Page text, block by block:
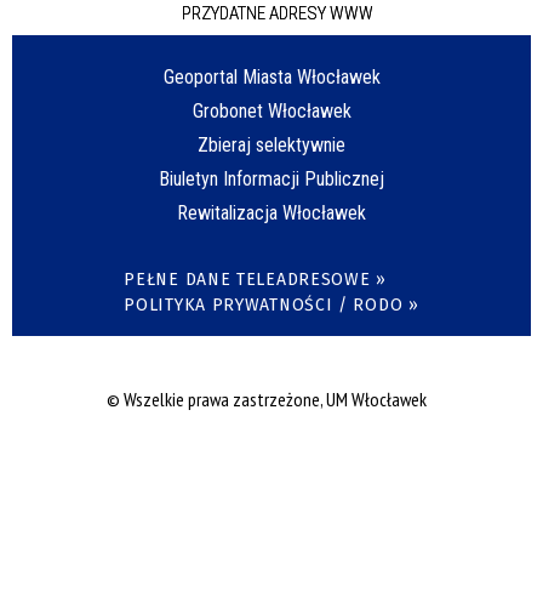
PRZYDATNE ADRESY WWW
Geoportal Miasta Włocławek
Grobonet Włocławek
Zbieraj selektywnie
Biuletyn Informacji Publicznej
Rewitalizacja Włocławek
PEŁNE DANE TELEADRESOWE »
POLITYKA PRYWATNOŚCI / RODO »
© Wszelkie prawa zastrzeżone, UM Włocławek